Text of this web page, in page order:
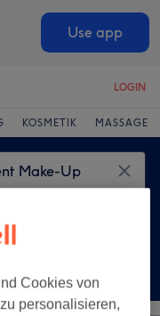
Use app
LOGIN
KOSMETIK MASSAGE
Cookies von
personalisieren,